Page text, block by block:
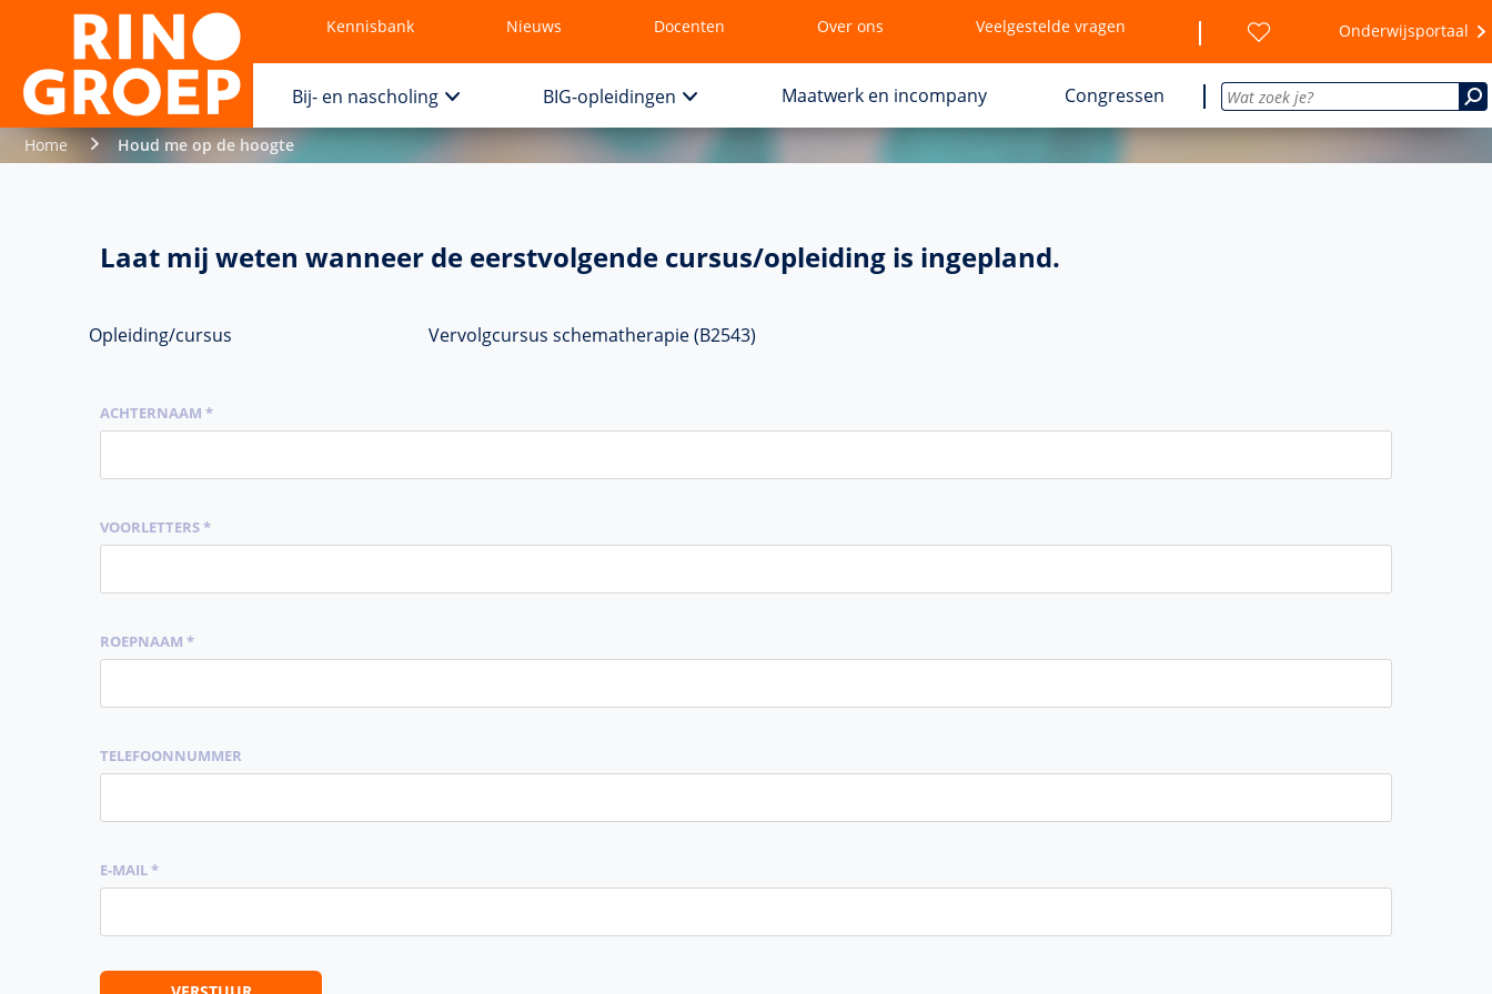
Kennisbank Nieuws Docenten Over ons Veelgestelde vragen Onderwijsportaal
Bij- en nascholing BIG-opleidingen Maatwerk en incompany Congressen
Home Houd me op de hoogte
Laat mij weten wanneer de eerstvolgende cursus/opleiding is ingepland.
Opleiding/cursus Vervolgcursus schematherapie (B2543)
ACHTERNAAM *
VOORLETTERS *
ROEPNAAM *
TELEFOONNUMMER
E-MAIL *